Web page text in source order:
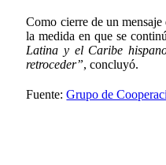
Como cierre de un
la medida en que se
Latina y el Caribe
retroceder”, concluyó.
Fuente:Grupo de